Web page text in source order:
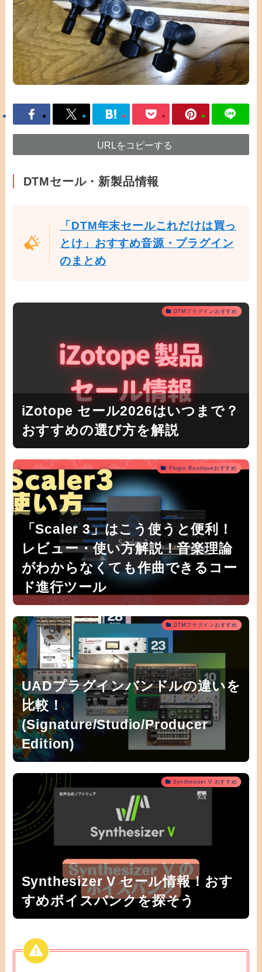
URLをコピーする
DTMセール・新製品情報
「DTM年末セールこれだけは買っ
とけ」おすすめ音源・プラグイン
のまとめ
DTMプラグインおすすめ
iZotope セール2026はいつまで？
おすすめの選び方を解説
Plugin Boutiqueおすすめ
「Scaler 3」はこう使うと便利！
レビュー・使い方解説！音楽理論
がわからなくても作曲できるコー
ド進行ツール
DTMプラグインおすすめ
UADプラグインバンドルの違いを
比較！
(Signature/Studio/Producer
Edition)
Synthesizer V おすすめ
Synthesizer V セール情報！おす
すめボイスバンクを探そう